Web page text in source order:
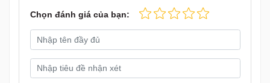
Chọn đánh giá của bạn: